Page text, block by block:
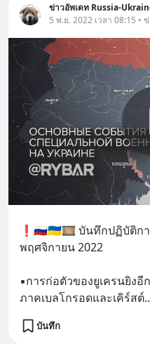
ข่าวอัพเดท Russia-
5 พ.ย. 2022 เวลา 08:15 •
❗️🇷🇺🇺🇦🎞 บันทึกปฏิบัติกา
พฤศจิกายน 2022
▪️การก่อตัวของยูเครนยิง
ภาคเบลโกรอดและเคิร์สต์
บันทึก